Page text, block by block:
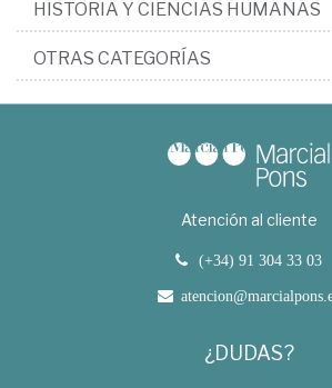
HISTORIA Y CIENCIAS HUMANAS
OTRAS CATEGORÍAS
Atención al cliente
(+34) 91 304 33 03
¿DUDAS?